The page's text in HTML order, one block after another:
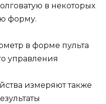
в некоторых
форму.
измеряют также